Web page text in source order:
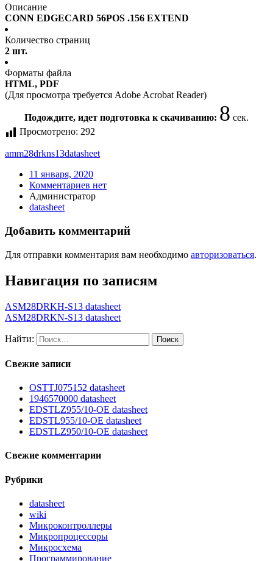
Описание
CONN EDGECARD 56POS .156 EXTEND
Количество страниц
2 шт.
Форматы файла
HTML, PDF
(Для просмотра требуется Adobe Acrobat Reader)
Подождите, идет подготовка к скачиванию: 8 сек.
Просмотрено: 292
amm28drkns13datasheet
11 января, 2020
Комментариев нет
Администратор
datasheet
Добавить комментарий
Для отправки комментария вам необходимо авторизоваться.
Навигация по записям
ASM28DRKH-S13 datasheet
ASM28DRKN-S13 datasheet
Найти:
Свежие записи
OSTTJ075152 datasheet
1946570000 datasheet
EDSTLZ955/10-OE datasheet
EDSTL955/10-OE datasheet
EDSTLZ950/10-OE datasheet
Свежие комментарии
Рубрики
datasheet
wiki
Микроконтроллеры
Микропроцессоры
Микросхема
Программирование